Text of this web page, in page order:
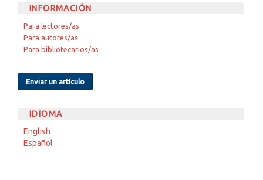
INFORMACIÓN
Para lectores/as
Para autores/as
Para bibliotecarios/as
Enviar un artículo
IDIOMA
English
Español